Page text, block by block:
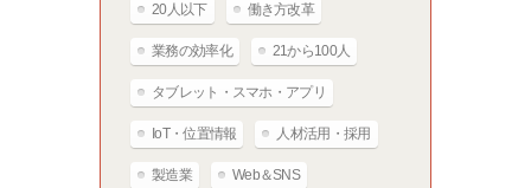
20人以下 働き方改革
業務の効率化 21から100人
タブレット・スマホ・アプリ
IoT・位置情報 人材活用・採用
製造業 Web＆SNS